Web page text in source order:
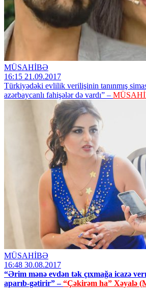
MÜSAHİBƏ
16:15 21.09.2017
Türkiyədəki evlilik verilişinin tanınmış
azərbaycanlı fahişələr də vardı” –
MÜSAHİBƏ
16:48 30.08.2017
“Ərim mənə evdən tək çıxmağa icazə
aparıb-gətirir” –“Çəkirəm ha” Xəyalə